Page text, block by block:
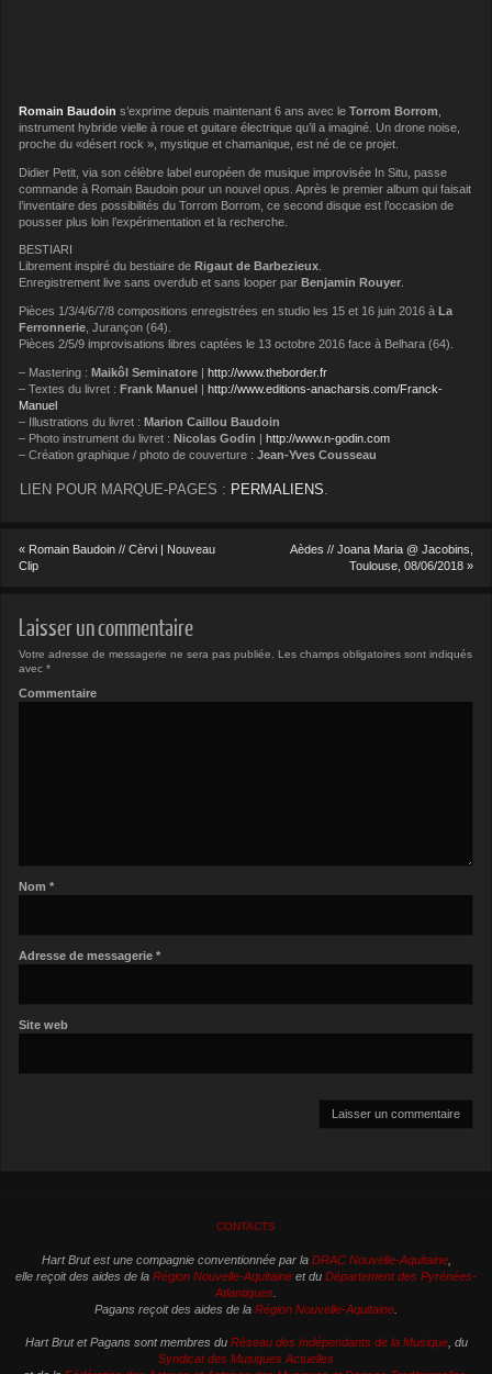
Romain Baudoin s’exprime depuis maintenant 6 ans avec leTorrom Borrom
instrument hybride vielle à roue et guitare électrique qu’il a imaginé. Un drone noise,
proche du «désert rock », mystique et chamanique, est né de ce projet.
Didier Petit, via son célèbre label européen de musique improvisée In Situ, passe
commande à Romain Baudoin pour un nouvel opus. Après le premier album qui faisait
l’inventaire des possibilités du Torrom Borrom, ce second disque est l’occasion de
pousser plus loin l’expérimentation et la recherche.
BESTIARI
Librement inspiré du bestiaire de Rigaut de Barbezieux
Enregistrement live sans overdub et sans looper par Benjamin Rouyer
Pièces 1/3/4/6/7/8 compositions enregistrées en studio les 15 et 16 juin 2016 àLa
Ferronnerie , Jurançon (64).
Pièces 2/5/9 improvisations libres captées le 13 octobre 2016 face à Belhara (64).
– Mastering :Maikôl Seminatore |http://www.theborder.fr
– Textes du livret :Frank Manuel |http://www.editions-anacharsis.com/Franck-
Manuel
– Illustrations du livret :Marion Caillou Baudoin
– Photo instrument du livret :Nicolas Godin |http://www.n-godin.com
– Création graphique / photo de couverture :Jean-Yves Cousseau
LIEN POUR MARQUE-PAGES : PERMALIENS
« Romain Baudoin // Cèrvi | Nouveau
Clip
Aèdes // Joana Maria @ Jacobins,
Toulouse, 08/06/2018 »
Laisser un commentaire
Votre adresse de messagerie ne sera pas publiée.
Les champs obligatoires sont indiqués
avec*
Commentaire
Nom*
Adresse de messagerie*
Site web
CONTACTS
Hart Brut est une compagnie conventionnée par la DRAC Nouvelle-Aquitaine,
elle reçoit des aides de la Région Nouvelle-Aquitaine et du Département des Pyrénées-
Atlantiques
Pagans reçoit des aides de la Région Nouvelle-Aquitaine
Hart Brut et Pagans sont membres du Réseau des Indépendants de la Musique, du
Syndicat des Musiques Actuelles